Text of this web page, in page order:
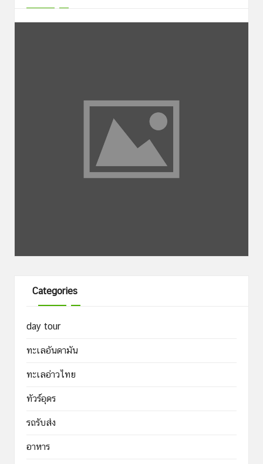
Categories
day tour
ทะเลอันดามัน
ทะเลอ่าวไทย
ทัวร์อุดร
รถรับส่ง
อาหาร